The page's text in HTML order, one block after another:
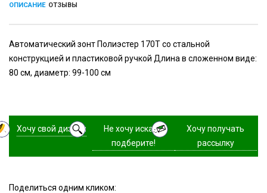
ОПИСАНИЕ ОТЗЫВЫ
Автоматический зонт Полиэстер 170T со стальной
конструкцией и пластиковой ручкой Длина в сложенном виде:
80 см, диаметр: 99-100 см
Хочу свой дизайн
Не хочу искать,
подберите!
Хочу получать
рассылку
Поделиться одним кликом: